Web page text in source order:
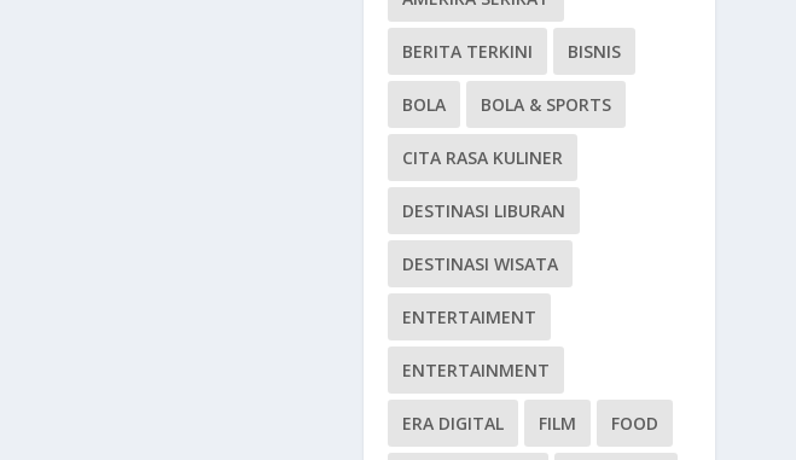
BERITA TERKINI BISNIS
BOLA BOLA & SPORTS
CITA RASA KULINER
DESTINASI LIBURAN
DESTINASI WISATA
ENTERTAIMENT
ENTERTAINMENT
ERA DIGITAL FILM FOOD